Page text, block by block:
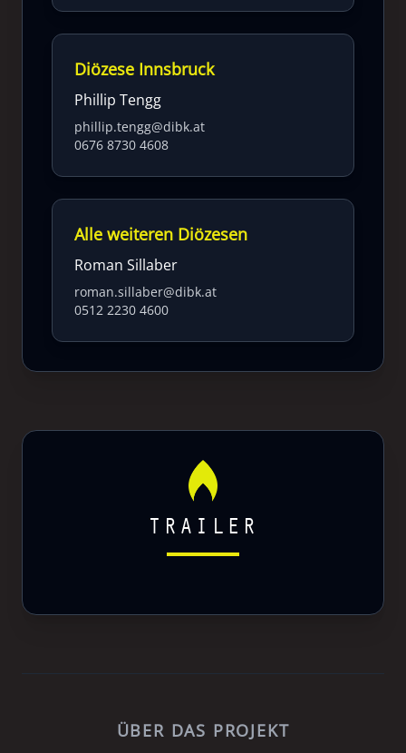
Diözese Innsbruck
Phillip Tengg
phillip.tengg@dibk.at
0676 8730 4608
Alle weiteren Diözesen
Roman Sillaber
roman.sillaber@dibk.at
0512 2230 4600
TRAILER
ÜBER DAS PROJEKT